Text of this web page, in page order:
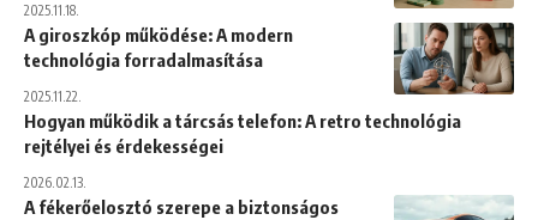
2025.11.18.
A giroszkóp működése: A modern
technológia forradalmasítása
2025.11.22.
Hogyan működik a tárcsás telefon: A retro technológia
rejtélyei és érdekességei
2026.02.13.
A fékerőelosztó szerepe a biztonságos